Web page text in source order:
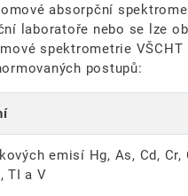
absorpční
laboratoře nebo se lze
spektrometrie
postupů:
emisí Hg, As, Cd, Cr,
TI a V